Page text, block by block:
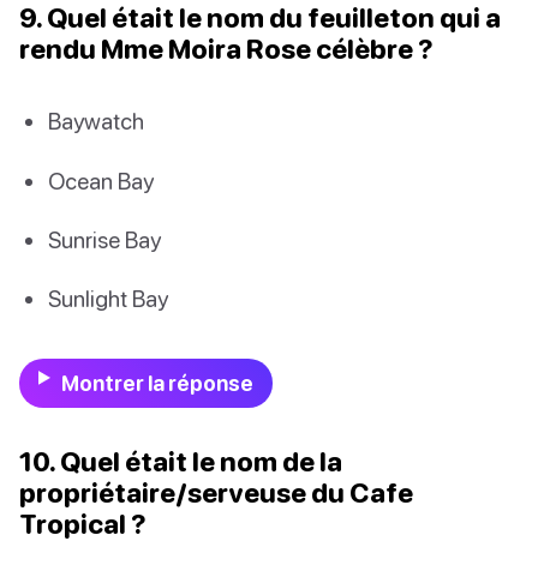
9. Quel était le nom du feuilleton qui a
rendu Mme Moira Rose célèbre ?
Baywatch
Ocean Bay
Sunrise Bay
Sunlight Bay
Montrer la réponse
10. Quel était le nom de la
propriétaire/serveuse du Cafe
Tropical ?